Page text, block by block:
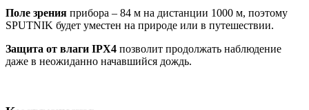
Поле зрения прибора – 84 м на дистанции 1000 м, поэтому
SPUTNIK будет уместен на природе или в путешествии.
Защита от влаги IPX4 позволит продолжать наблюдение
даже в неожиданно начавшийся дождь.